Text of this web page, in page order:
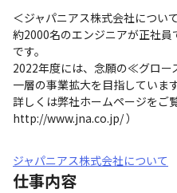
＜ジャパニアス株式会社につい
約2000名のエンジニアが正社
です。
2022年度には、念願の≪グロー
一層の事業拡大を目指していま
詳しくは弊社ホームページをご
http://www.jna.co.jp/ ）
ジャパニアス株式会社について
仕事内容